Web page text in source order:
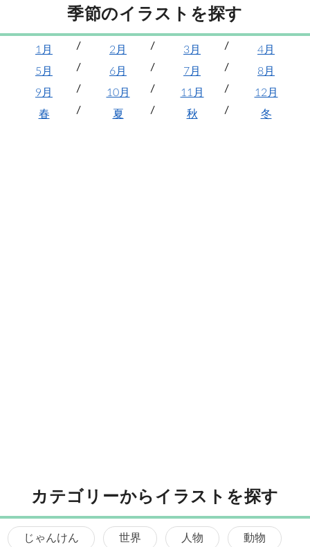
季節のイラストを探す
1月 2月 3月
4月
5月
6月 7月
8月
9月
10月 11月
12月
春
夏 秋 冬
カテゴリーからイラストを探す
じゃんけん 世界 人物 動物